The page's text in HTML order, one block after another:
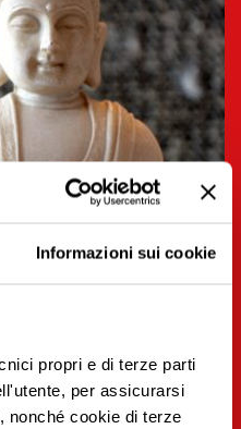
Informazioni sui cookie
propri e di terze parti
per assicurarsi
nonché cookie di terze